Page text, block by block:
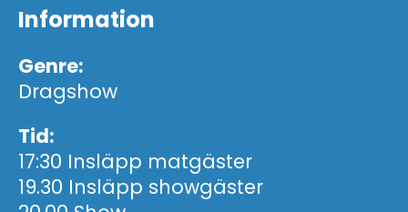
Information
Genre:
Dragshow
Tid:
17:30 Insläpp matgäster
19.30 Insläpp showgäster